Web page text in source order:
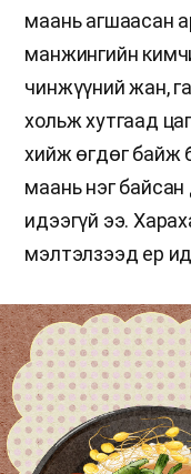
маань агшаасан
манжингийн
чинжүүний жан,
хольж хутгаад
хийж өгдөг байж
маань нэг
идээгүй ээ.
мэлтэлзээд ер